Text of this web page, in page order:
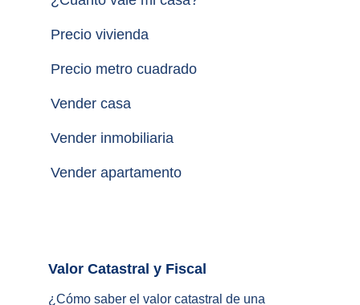
¿ Cómo saber el valor catastral de una
Precio vivienda
Precio metro cuadrado
Vender casa
Vender inmobiliaria
Vender apartamento